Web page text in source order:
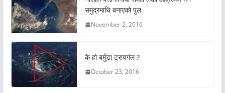
समुद्रमाथि बनाएको पुल
November 2, 2016
के हो बर्मुडा ट्रायगंल ?
October 23, 2016